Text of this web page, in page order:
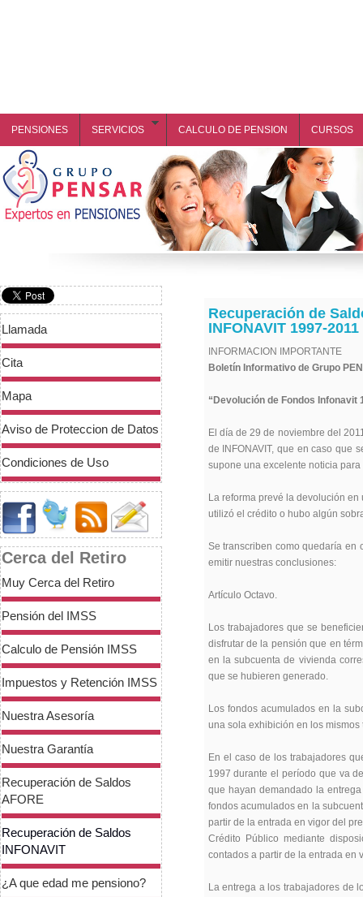
PENSIONES SERVICIOS CALCULO DE PENSION CURSOS
Llamada
Cita
Mapa
Aviso de Proteccion de Datos
Condiciones de Uso
Cerca del Retiro
Muy Cerca del Retiro
Pensión del IMSS
Calculo de Pensión IMSS
Impuestos y Retención IMSS
Nuestra Asesoría
Nuestra Garantía
Recuperación de Saldos
AFORE
Recuperación de Saldos
INFONAVIT
¿A que edad me pensiono?
Recuperación de
INFONAVIT 1997-2011
INFORMACION IMPORTANTE
Boletín Informativo de Grupo
“Devolución de Fondos Infonavit
El día de 29 de noviembre del
de INFONAVIT, que en caso que
supone una excelente noticia
La reforma prevé la devolución
utilizó el crédito o hubo algún
Se transcriben como quedaría en
emitir nuestras conclusiones:
Artículo Octavo.
Los trabajadores que se
disfrutar de la pensión que en
en la subcuenta de vivienda
que se hubieren generado.
Los fondos acumulados en la
una sola exhibición en los
En el caso de los trabajadores
1997 durante el período que va
que hayan demandado la
fondos acumulados en la
partir de la entrada en vigor del
Crédito Público mediante
contados a partir de la entrada en
La entrega a los trabajadores de